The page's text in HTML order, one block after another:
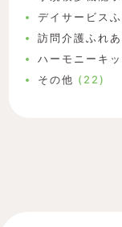
デイサービス
訪問介護ふれ
ハーモニーキ
その他 (22)